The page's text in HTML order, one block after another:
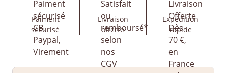
Paiment
sécurisé
Livraison
offerte
Expédition
rapide